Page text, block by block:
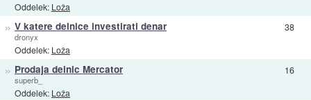
Oddelek: Loža
» V katere delnice investirati denar
dronyx
Oddelek: Loža
38
» Prodaja delnic Mercator
superb_
Oddelek: Loža
16